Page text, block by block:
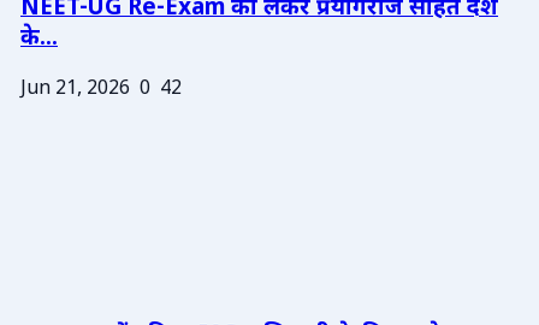
NEET-UG Re-Exam को लेकर प्रयागराज सहित देश
के...
Jun 21, 2026 0 42